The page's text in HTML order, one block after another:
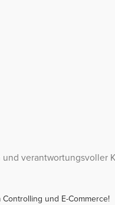
verantwortungsvoller
und E-Commerce!